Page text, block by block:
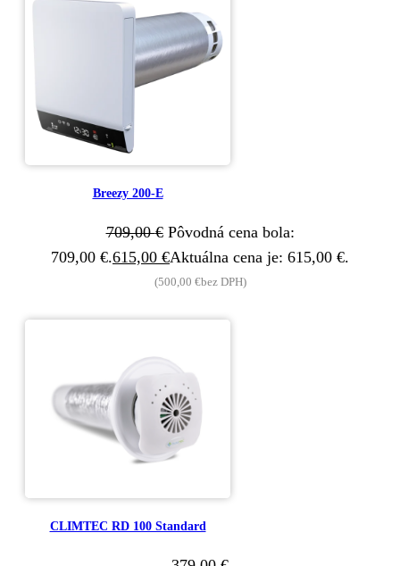
Breezy 200-E
709,00€ Pôvodná cena bola:
709,00 €.615,00 €Aktuálna cena je: 615,00 €.
(500,00 €bez DPH)
CLIMTEC RD 100 Standard